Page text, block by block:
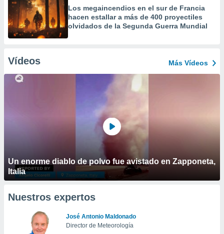
Los megaincendios en el sur de Francia
hacen estallar a más de 400 proyectiles
olvidados de la Segunda Guerra Mundial
Vídeos Más Vídeos
Un enorme diablo de polvo fue avistado en Zapponeta,
Italia
Nuestros expertos
José Antonio Maldonado
Director de Meteorología